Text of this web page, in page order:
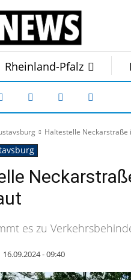
Rheinland-Pfalz
Haltestelle
es zu
16.09.2024 - 09:40